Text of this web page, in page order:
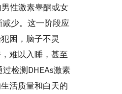
性激素睾酮或女
少。这一阶段应
困，脑子不灵
难以入睡，甚至
检测DHEAs激素
活质量和白天的